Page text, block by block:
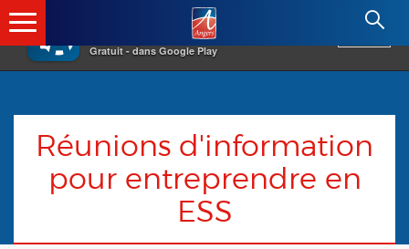
×
Gratuit - dans Google Play
Angers.fr : Retour à l'accueil
Réunions d'information
pour entreprendre en
ESS